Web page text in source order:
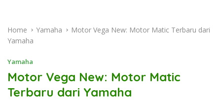
Home Yamaha
Motor Vega New: Motor Matic Terbaru dari
Yamaha
Yamaha
Motor Vega New: Motor Matic
Terbaru dari Yamaha